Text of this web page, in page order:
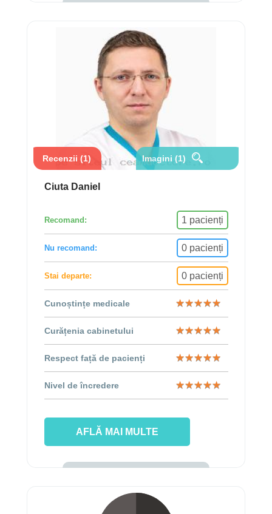
Recenzii (1) Imagini (1)
Ciuta Daniel
Recomand: 1 pacienți
Nu recomand: 0 pacienți
Stai departe: 0 pacienți
Cunoștințe medicale ★★★★★
★★★★★
Curățenia cabinetului ★★★★★
★★★★★
Respect față de pacienți ★★★★★
★★★★★
Nivel de încredere ★★★★★
★★★★★
AFLĂ MAI MULTE